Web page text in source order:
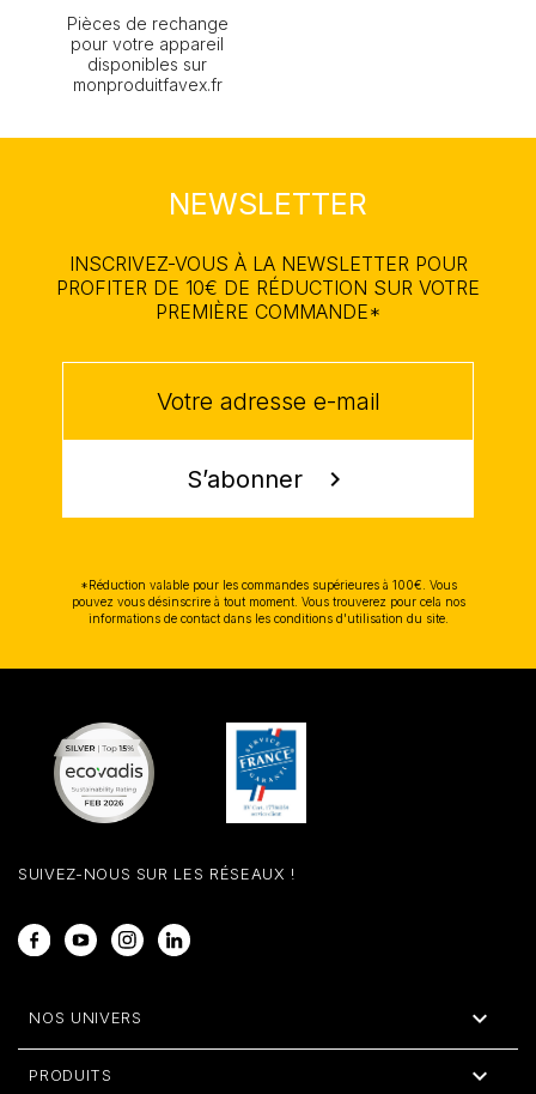
Pièces de rechange
pour votre appareil
disponibles sur
monproduitfavex.fr
NEWSLETTER
INSCRIVEZ-VOUS À LA NEWSLETTER POUR
PROFITER DE 10€ DE RÉDUCTION SUR VOTRE
PREMIÈRE COMMANDE*
S’abonner chevron_right
*Réduction valable pour les commandes supérieures à 100€. Vous
pouvez vous désinscrire à tout moment. Vous trouverez pour cela nos
informations de contact dans les conditions d'utilisation du site.
NOS UNIVERS 
PRODUITS 
SUIVEZ-NOUS SUR LES RÉSEAUX !
FacebookYouTubeInstagram